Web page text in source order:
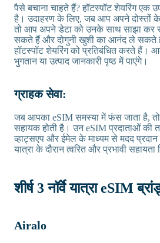
पैसे बचाना चाहते हैं? हॉटस्पॉट शेयरिंग एक
है। उदाहरण के लिए, जब आप अपने दोस्तों के
तो आप अपने डेटा को उनके साथ साझा कर
सकते हैं और दोगुनी खुशी का आनंद ले सकते
हॉटस्पॉट शेयरिंग को प्रतिबंधित करते हैं।
भुगतान या उत्पाद जानकारी पृष्ठ में पाएंगे।
ग्राहक सेवा:
जब आपका eSIM समस्या में फंस जाता है,
सहायक होती है। उन eSIM प्रदाताओं की
व्हाट्सएप और ईमेल के माध्यम से मदद
यात्रा के दौरान त्वरित और प्रभावी
शीर्ष 3 नॉर्वे यात्रा eSIM
Airalo